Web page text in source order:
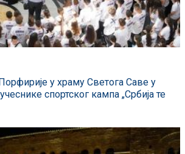
у храму Светога Саве у
спортског кампа „Србија те